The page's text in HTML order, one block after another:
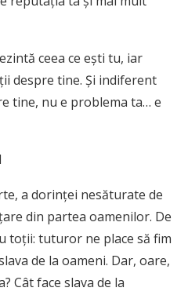
ceea ce eşti tu, iar
despre tine. Şi indiferent
tine, nu e problema ta… e
a dorinţei nesăturate de
din partea oamenilor. De
toţii: tuturor ne place să fim
de la oameni. Dar, oare,
Cât face slava de la